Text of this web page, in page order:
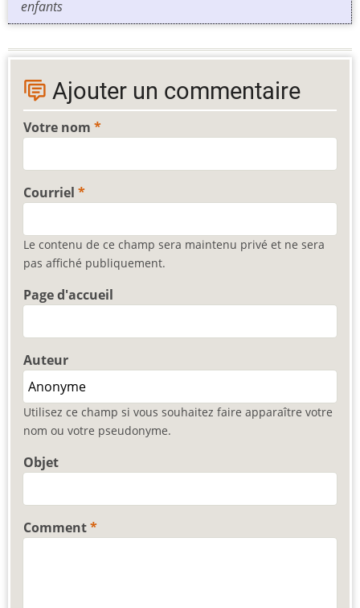
enfants
Ajouter un commentaire
Votre nom
Courriel
Le contenu de ce champ sera maintenu privé et ne sera
pas affiché publiquement.
Page d'accueil
Auteur
Utilisez ce champ si vous souhaitez faire apparaître votre
nom ou votre pseudonyme.
Objet
Comment